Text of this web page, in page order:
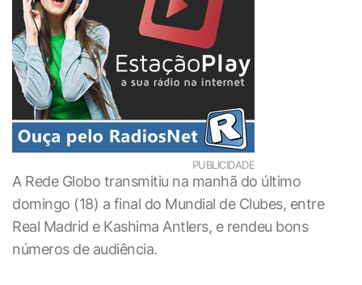
PUBLICIDADE
A Rede Globo transmitiu na manhã do último
domingo (18) a final do Mundial de Clubes, entre
Real Madrid e Kashima Antlers, e rendeu bons
números de audiência.